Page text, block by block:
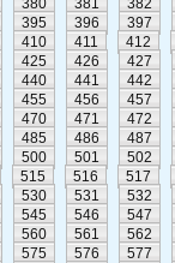
380 381
382
395 396
397
410 411
412
425 426
427
440 441
442
455 456
457
470 471
472
485 486
487
500 501
502
515 516
517
530 531
532
545 546
547
560 561
562
575 576
577